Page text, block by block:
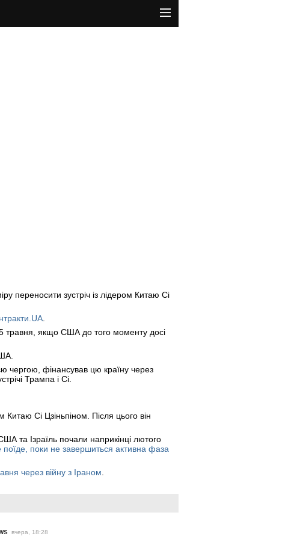
зустріч із лідером Китаю Сі
травня, якщо США до того моменту досі
чергою, фінансував цю країну через
Трампа і Сі.
Сі Цзіньпіном. Після цього він
та Ізраїль почали наприкінці лютого
поки не завершиться активна фаза
через війну з Іраном
вчера, 18:28